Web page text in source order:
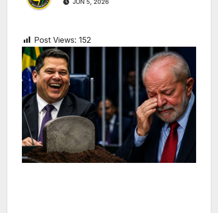
JUN 5, 2026
Post Views: 152